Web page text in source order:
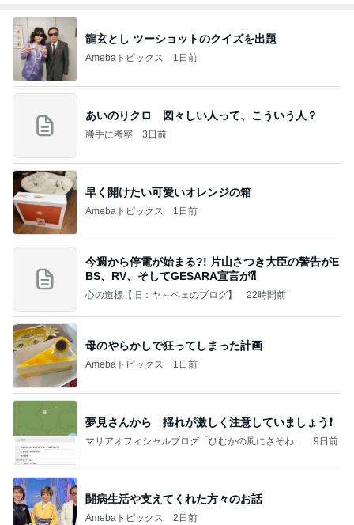
龍玄とし ツーショットのクイズを出題
Amebaトピックス 1日前
あいのりクロ 図々しい人って、こういう人？
勝手に考察 3日前
早く開けたい可愛いオレンジの箱
Amebaトピックス 1日前
今週から停電が始まる?! 片山さつき大臣の警告がE
BS、RV、そしてGESARA宣言が⁈
心の道標【旧：ヤ～ベェのブログ】 22時間前
母のやらかしで狂ってしまった計画
Amebaトピックス 1日前
夢見さんから 揺れが激しく注意していましょう❗️
マリアオフィシャルブログ「ひむかの風にさそわれ
9日前
闘病生活や支えてくれた方々のお話
Amebaトピックス 2日前